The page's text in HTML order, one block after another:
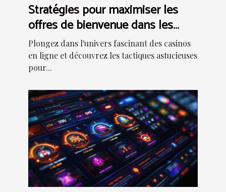
Stratégies pour maximiser les
offres de bienvenue dans les
casinos en ligne
Plongez dans l'univers fascinant des casinos
en ligne et découvrez les tactiques astucieuses
pour...